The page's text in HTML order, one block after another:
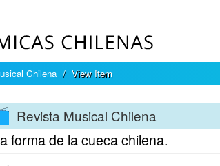
Chilena View Item
Revista Musical Chilena
forma de la cueca chilena.